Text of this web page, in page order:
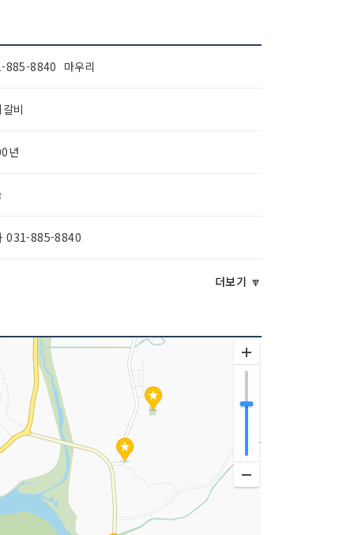
885-8840 마우리
비
년
031-885-8840
더보기 🔽